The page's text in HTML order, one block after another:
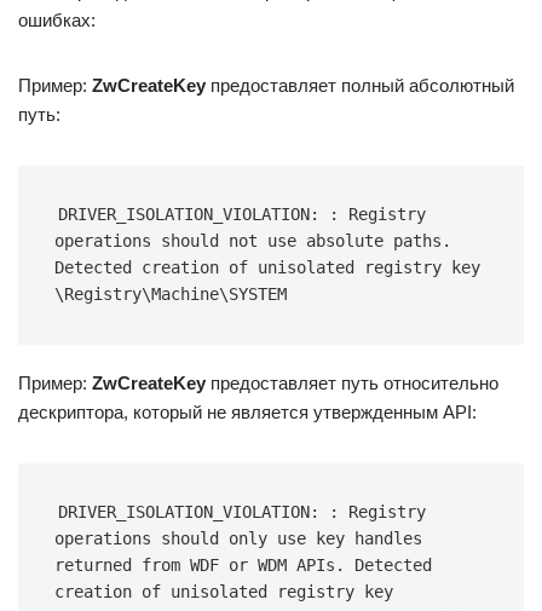
ошибках:
Пример: ZwCreateKey предоставляет полный абсолютный
путь:
DRIVER_ISOLATION_VIOLATION: : Registry
operations should not use absolute paths.
Detected creation of unisolated registry key
\Registry\Machine\SYSTEM
Пример: ZwCreateKey предоставляет путь относительно
дескриптора, который не является утвержденным API:
DRIVER_ISOLATION_VIOLATION: : Registry
operations should only use key handles
returned from WDF or WDM APIs. Detected
creation of unisolated registry key